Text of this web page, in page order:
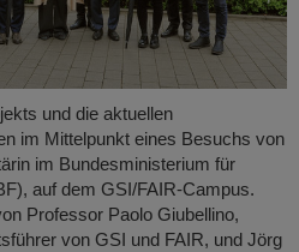
und die aktuellen
im Mittelpunkt eines Besuchs von
im Bundesministerium für
auf dem GSI/FAIR-Campus.
Professor Paolo Giubellino,
von GSI und FAIR, und Jörg